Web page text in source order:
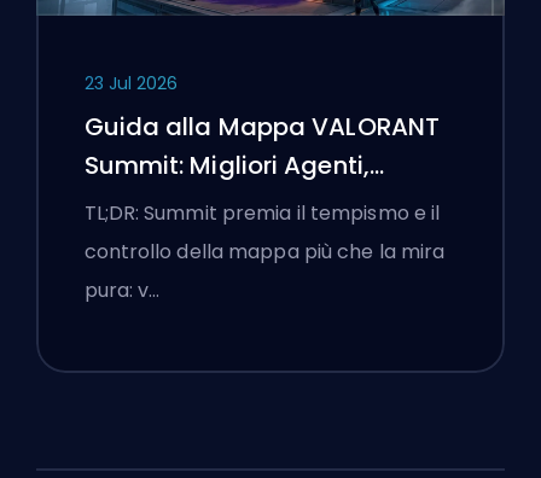
23 Jul 2026
Guida alla Mappa VALORANT
Summit: Migliori Agenti,
Chiamate e Fumogeni
TL;DR: Summit premia il tempismo e il
controllo della mappa più che la mira
pura: v…